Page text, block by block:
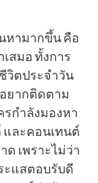
หามากขึ้น คือ
สมอ ทั้งการ
วิตประจำวัน
ยากติดตาม
รกำลังมองหา
และคอนเทนต์
เพราะไม่ว่า
ะแสตอบรับดี